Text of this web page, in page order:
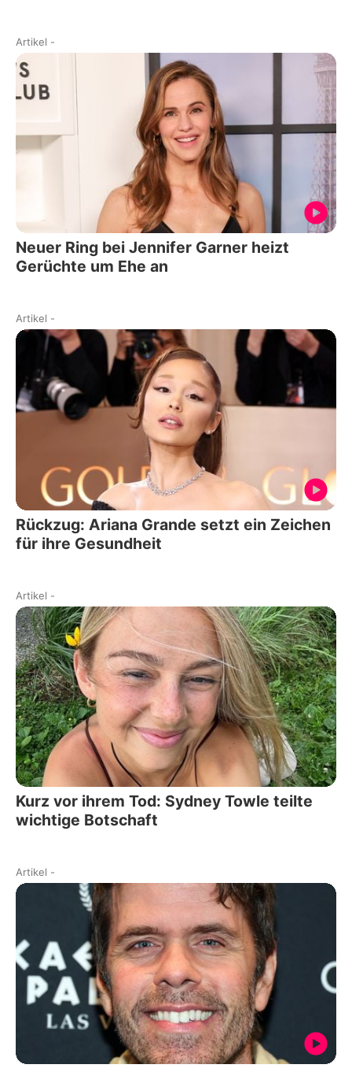
Artikel -
Neuer Ring bei Jennifer Garner heizt
Gerüchte um Ehe an
Artikel -
Rückzug: Ariana Grande setzt ein Zeichen
für ihre Gesundheit
Artikel -
Kurz vor ihrem Tod: Sydney Towle teilte
wichtige Botschaft
Artikel -